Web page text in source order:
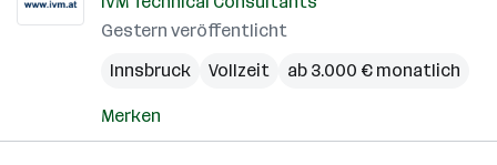
Gestern veröffentlicht
Innsbruck
Vollzeit ab 3.000 € monatlich
Merken